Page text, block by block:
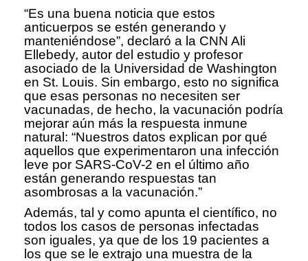
“Es una buena noticia que estos
anticuerpos se estén generando y
manteniéndose”, declaró a la CNN Ali
Ellebedy, autor del estudio y profesor
asociado de la Universidad de Washington
en St. Louis. Sin embargo, esto no significa
que esas personas no necesiten ser
vacunadas, de hecho, la vacunación podría
mejorar aún más la respuesta inmune
natural: “Nuestros datos explican por qué
aquellos que experimentaron una infección
leve por SARS-CoV-2 en el último año
están generando respuestas tan
asombrosas a la vacunación.”
Además, tal y como apunta el científico, no
todos los casos de personas infectadas
son iguales, ya que de los 19 pacientes a
los que se le extrajo una muestra de la